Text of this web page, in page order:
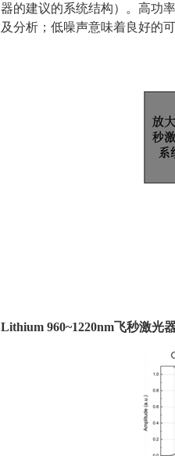
器的建议的系统结构）。高功
及分析；低噪声意味着良好的
Lithium 960~1220nm飞秒激光